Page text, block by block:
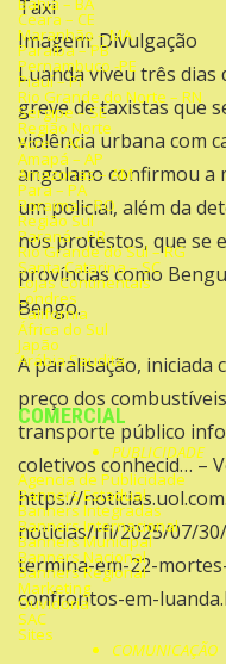
Taxi
Imagem: Divulgação
Luanda viveu três
greve de taxistas que
violência urbana com
angolano confirmou a
um policial, além da
nos protestos, que se
províncias como
Bengo.
A paralisação, iniciada
preço dos
transporte público
coletivos conhecid… –
https://
noticias/rfi/2025/07/
termina-em-22-
confrontos-em-
Ceara – CE
Maranhão – MA
Paraíba – PB
Pernambuco -PE
Piauí – PI
Rio Grande do Norte – RN
Sergipe – SE
Região Norte
Acre – AC
Amapá – AP
Amazonas – AM
Para – PA
Roraima – RO
Região Sul
Paraná – PR
Rio Grande do Sul – RG
Santa Catarina – SC
Lojas Continentais
Londres
California
África do Sul
Japão
Arábia Saudita
COMERCIAL
PUBLICIDADE
Agencia de Publicidade
Banners Estadual
Banners Integradas
Banners Internacional
Banners Municipal
Banners Nacional
Banners Regional
Marketing
Ouvidoria
SAC
Sites
COMUNICAÇÃO